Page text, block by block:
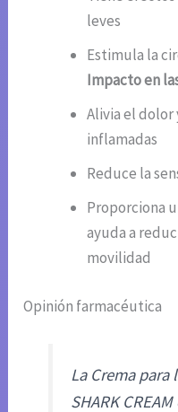
leves
Estimula la
Impacto en
Alivia el dolor
inflamadas
Reduce la
Proporciona
ayuda a
movilidad
Opinión farmacéutica
La Crema
SHARK